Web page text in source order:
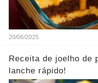
20/06/2025
Receita de joelho de
lanche rápido!